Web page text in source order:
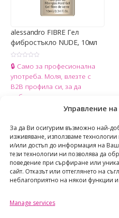
Управление на
За да Ви осигурим възможно най-
изживяване, използваме
и/или достъп до информация на
тези технологии ни позволява да
поведение при сърфиране или
сайт. Отказът или оттеглянето на
неблагоприятно на някои функции
Manage services
alessandro FIBRE Гел
фибростъкло NUDE, 10мл
О
ц
н
е
н
🔒 Само за професионална
употреба. Моля, влезте с
B2B профила си, за да
добавите продукта в